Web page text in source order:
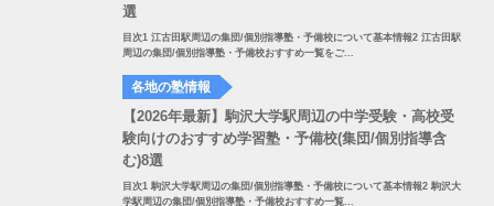
選
目次1 江古田駅周辺の集団/個別指導塾・予備校について基本情報2 江古田駅
周辺の集団/個別指導塾・予備校おすすめ一覧をご...
各地の塾情報
【2026年最新】駒沢大学駅周辺の中学受験・高校受
験向けのおすすめ学習塾・予備校(集団/個別指導含
む)8選
目次1 駒沢大学駅周辺の集団/個別指導塾・予備校について基本情報2 駒沢大
学駅周辺の集団/個別指導塾・予備校おすすめ一覧...